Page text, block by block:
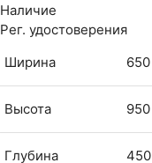
Наличие
Рег. удостоверения
Ширина
650
Высота 950
Глубина 450